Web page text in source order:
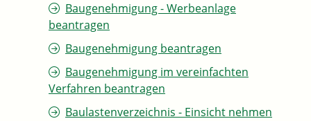
Baugenehmigung - Werbeanlage
beantragen
Baugenehmigung beantragen
Baugenehmigung im vereinfachten
Verfahren beantragen
Baulastenverzeichnis - Einsicht nehmen